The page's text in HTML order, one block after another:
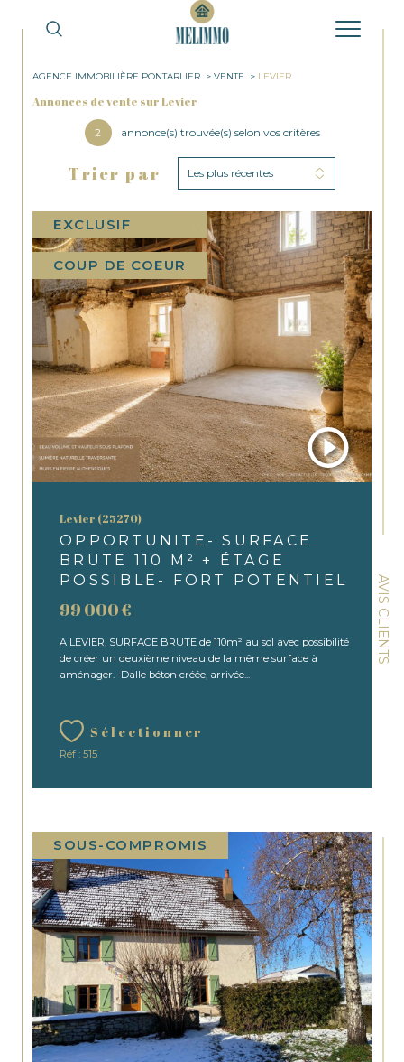
AVIS CLIENTS
AGENCE IMMOBILIÈRE PONTARLIER VENTE LEVIER
Annonces de vente sur Levier
2 annonce(s) trouvée(s) selon vos critères
Trier par Les plus récentes
Levier (25270)
OPPORTUNITE- SURFACE
BRUTE 110 M² + ÉTAGE
POSSIBLE- FORT POTENTIEL
99 000 €
A LEVIER, SURFACE BRUTE de 110m² au sol avec possibilité
de créer un deuxième niveau de la même surface à
aménager. -Dalle béton créée, arrivée...
Sélectionner
Réf : 515
EXCLUSIF
COUP DE COEUR
SOUS-COMPROMIS